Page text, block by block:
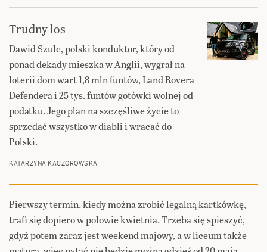
Trudny los
Dawid Szulc, polski konduktor, który od
ponad dekady mieszka w Anglii, wygrał na
loterii dom wart 1,8 mln funtów, Land Rovera
Defendera i 25 tys. funtów gotówki wolnej od
podatku. Jego plan na szczęśliwe życie to
sprzedać wszystko w diabli i wracać do
Polski.
KATARZYNA KACZOROWSKA
Pierwszy termin, kiedy można zrobić legalną kartkówkę,
trafi się dopiero w połowie kwietnia. Trzeba się spieszyć,
gdyż potem zaraz jest weekend majowy, a w liceum także